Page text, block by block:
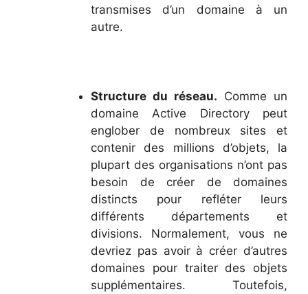
transmises d’un domaine à un
autre.
Structure du réseau. Comme un
domaine Active Directory peut
englober de nombreux sites et
contenir des millions d’objets, la
plupart des organisations n’ont pas
besoin de créer de domaines
distincts pour refléter leurs
différents départements et
divisions. Normalement, vous ne
devriez pas avoir à créer d’autres
domaines pour traiter des objets
supplémentaires. Toutefois,